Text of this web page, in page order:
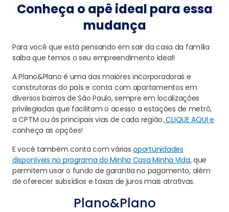
Conheça o apê ideal para essa
mudança
Para você que está pensando em sair da casa da família
saiba que temos o seu empreendimento ideal!
A Plano&Plano é uma das maiores incorporadoras e
construtoras do país e conta com apartamentos em
diversos bairros de São Paulo, sempre em localizações
privilegiadas que facilitam o acesso a estações de metrô,
a CPTM ou às principais vias de cada região. CLIQUE AQUI e
conheça as opções!
E você também conta com váriasoportunidades
disponíveis no programa do Minha Casa Minha Vida, que
permitem usar o fundo de garantia no pagamento, além
de oferecer subsídios e taxas de juros mais atrativas.
Plano&Plano